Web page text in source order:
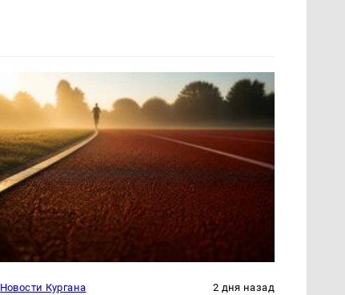
Новости Кургана 2 дня назад